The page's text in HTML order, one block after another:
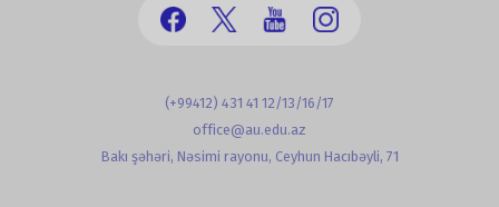
(+99412) 431 41 12/13/16/17
office@au.edu.az
Bakı şəhəri, Nəsimi rayonu, Ceyhun Hacıbəyli, 71